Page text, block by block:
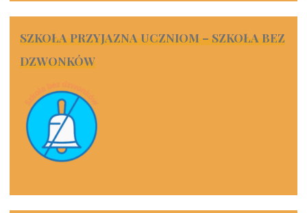
SZKOŁA PRZYJAZNA UCZNIOM – SZKOŁA BEZ
DZWONKÓW